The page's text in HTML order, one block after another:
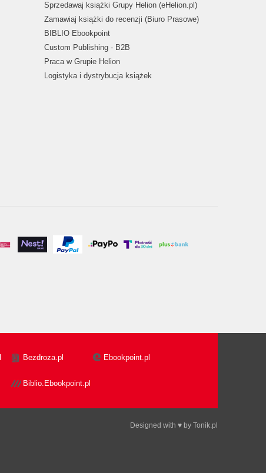
Sprzedawaj książki Grupy Helion (eHelion.pl)
Zamawiaj książki do recenzji (Biuro Prasowe)
BIBLIO Ebookpoint
Custom Publishing - B2B
Praca w Grupie Helion
Logistyka i dystrybucja książek
Bezdroza.pl Ebookpoint.pl
Biblio.Ebookpoint.pl
Designed with ♥ by Tonik.pl